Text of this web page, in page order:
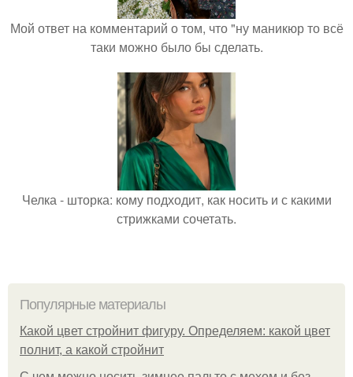
Мой ответ на комментарий о том, что "ну маникюр то всё
таки можно было бы сделать.
Челка - шторка: кому подходит, как носить и с какими
стрижками сочетать.
Популярные материалы
Какой цвет стройнит фигуру. Определяем: какой цвет
полнит, а какой стройнит